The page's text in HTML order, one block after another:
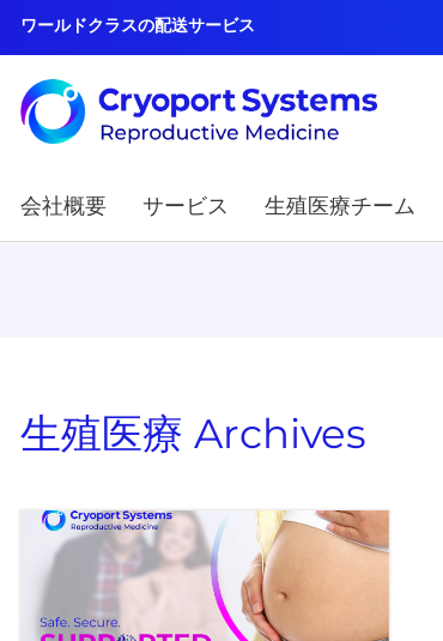
ワールドクラスの配送サービス
会社概要 サービス 生殖医療チーム
生殖医療 Archives